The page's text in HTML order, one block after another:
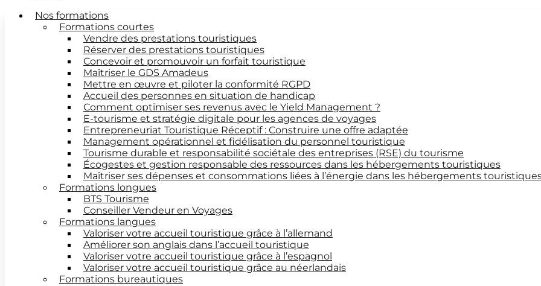
Nos formations
Formations courtes
Vendre des prestations touristiques
Réserver des prestations touristiques
Concevoir et promouvoir un forfait touristique
Maîtriser le GDS Amadeus
Mettre en œuvre et piloter la conformité RGPD
Accueil des personnes en situation de handicap
Comment optimiser ses revenus avec le Yield Management ?
E-tourisme et stratégie digitale pour les agences de voyages
Entrepreneuriat Touristique Réceptif : Construire une offre adaptée
Management opérationnel et fidélisation du personnel touristique
Tourisme durable et responsabilité sociétale des entreprises (RSE) du tourisme
Écogestes et gestion responsable des ressources dans les hébergements touristiques
Maîtriser ses dépenses et consommations liées à l’énergie dans les hébergements
Formations longues
BTS Tourisme
Conseiller Vendeur en Voyages
Formations langues
Valoriser votre accueil touristique grâce à l’allemand
Améliorer son anglais dans l’accueil touristique
Valoriser votre accueil touristique grâce à l’espagnol
Valoriser votre accueil touristique grâce au néerlandais
Formations bureautiques